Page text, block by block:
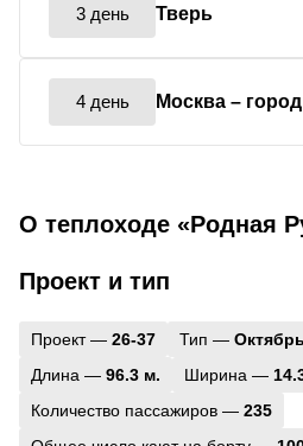
3 день Тверь
4 день Москва –
О теплоходе «Родная
Проект и тип
Проект — 26-37 Тип —
Длина — 96.3 м. Ширина —
Количество пассажиров — 235